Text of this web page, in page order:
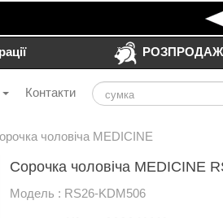
РОЗПРОДАЖ
Контакти
чоловіча MEDICINE
Сорочка чоловіча MEDICINE
Модель : RS26-KDM506